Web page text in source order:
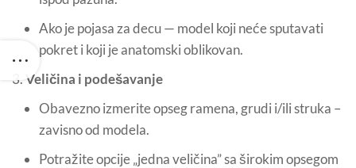
Ako je pojasa za decu — model koji neće sputavati
pokret i koji je anatomski oblikovan.
Veličina i podešavanje
Obavezno izmerite opseg ramena, grudi i/ili struka –
zavisno od modela.
Potražite opcije „jedna veličina” sa širokim opsegom